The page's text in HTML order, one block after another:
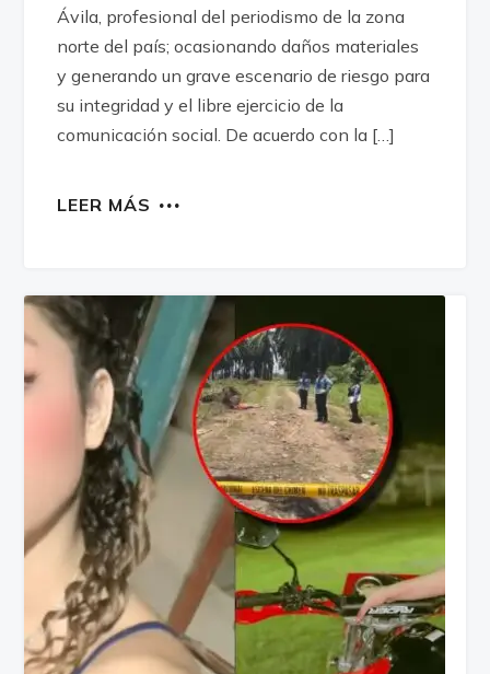
Ávila, profesional del periodismo de la zona
norte del país; ocasionando daños materiales
y generando un grave escenario de riesgo para
su integridad y el libre ejercicio de la
comunicación social. De acuerdo con la […]
LEER MÁS